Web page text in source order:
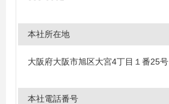
本社所在地
大阪府大阪市旭区大宮4丁目１番25号
本社電話番号